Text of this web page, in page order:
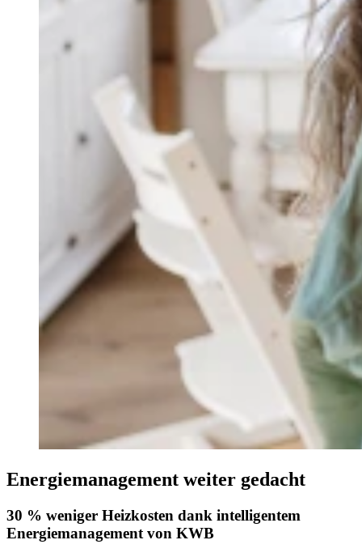
Energiemanagement weiter gedacht
30 % weniger Heizkosten dank intelligentem
Energiemanagement von KWB